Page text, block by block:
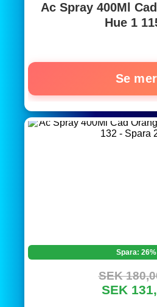
Ac Spray 400Ml
Hue 1
Se mer
Spara: 26%
SEK
SEK